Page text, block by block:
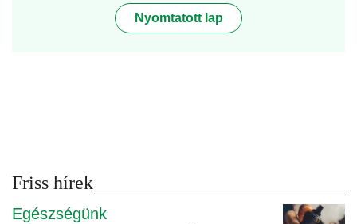
Nyomtatott lap
Friss hírek
Egészségünk